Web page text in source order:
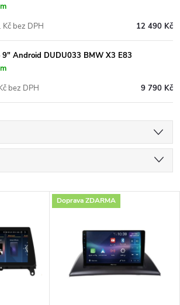
12 490 Kč
bez DPH
Android DUDU033 BMW X3 E83
9 790 Kč
bez DPH
Doprava ZDARMA